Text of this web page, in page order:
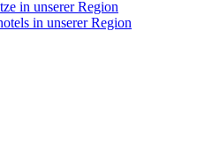
in unserer Region
in unserer Region